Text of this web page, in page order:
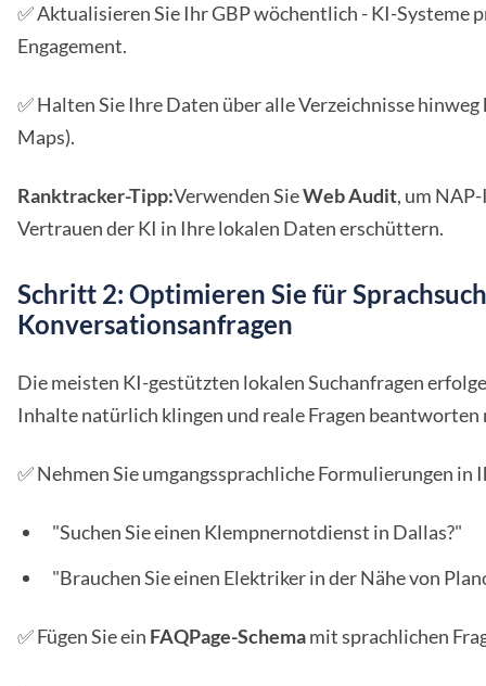
✅ Aktualisieren Sie Ihr GBP wöchentlich - KI-
Engagement.
✅ Halten Sie Ihre Daten über alle Verzeichnisse
Maps).
Ranktracker-Tipp:Verwenden SieWeb Audit, um
Vertrauen der KI in Ihre lokalen Daten erschüttern.
Schritt 2: Optimieren Sie für
Konversationsanfragen
Die meisten KI-gestützten lokalen Suchanfragen
Inhalte natürlich klingen und reale Fragen beantworten
✅ Nehmen Sie umgangssprachliche Formulierungen in
"Suchen Sie einen Klempnernotdienst in Dallas?"
"Brauchen Sie einen Elektriker in der Nähe von
✅ Fügen Sie ein FAQPage-Schemamit sprachlichen